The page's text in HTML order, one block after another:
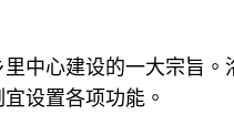
中心建设的一大宗旨
设置各项功能。